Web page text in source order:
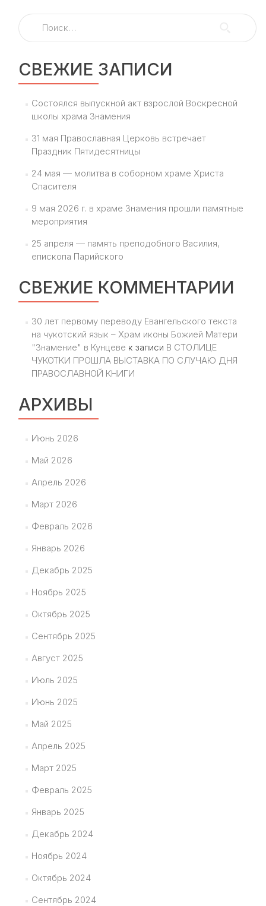
записям
Найти:
СВЕЖИЕ ЗАПИСИ
Состоялся выпускной акт взрослой Воскресной
школы храма Знамения
31 мая Православная Церковь встречает
Праздник Пятидесятницы
24 мая — молитва в соборном храме Христа
Спасителя
9 мая 2026 г. в храме Знамения прошли памятные
мероприятия
25 апреля — память преподобного Василия,
епископа Парийского
СВЕЖИЕ КОММЕНТАРИИ
30 лет первому переводу Евангельского текста
на чукотский язык – Храм иконы Божией Матери
"Знамение" в Кунцеве к записи В СТОЛИЦЕ
ЧУКОТКИ ПРОШЛА ВЫСТАВКА ПО СЛУЧАЮ ДНЯ
ПРАВОСЛАВНОЙ КНИГИ
АРХИВЫ
Июнь 2026
Май 2026
Апрель 2026
Март 2026
Февраль 2026
Январь 2026
Декабрь 2025
Ноябрь 2025
Октябрь 2025
Сентябрь 2025
Август 2025
Июль 2025
Июнь 2025
Май 2025
Апрель 2025
Март 2025
Февраль 2025
Январь 2025
Декабрь 2024
Ноябрь 2024
Октябрь 2024
Сентябрь 2024